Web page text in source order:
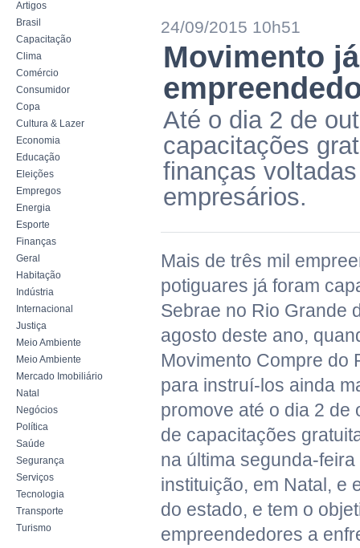
Artigos
Brasil
Capacitação
Clima
Comércio
Consumidor
Copa
Cultura & Lazer
Economia
Educação
Eleições
Empregos
Energia
Esporte
Finanças
Geral
Habitação
Indústria
Internacional
Justiça
Meio Ambiente
Meio Ambiente
Mercado Imobiliário
Natal
Negócios
Política
Saúde
Segurança
Serviços
Tecnologia
Transporte
Turismo
24/09/2015 10h51
Movimento
Até o dia 2 de
capacitações
finanças
empresários.
Mais de três mil
potiguares já foram
Sebrae no Rio Grande
agosto deste ano,
Movimento Compre do
para instruí-los ainda
promove até o dia 2 de
de capacitações
na última segunda-
instituição, em Natal, e
do estado, e tem o
empreendedores a